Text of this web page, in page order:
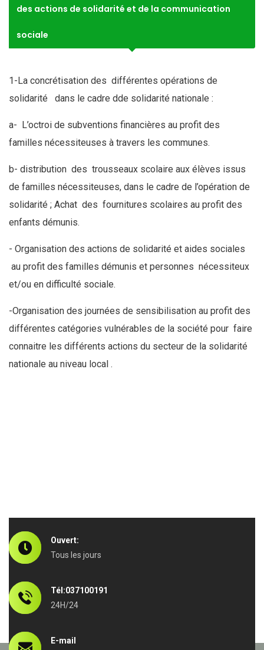
des actions de solidarité et de la communication
sociale
1-La concrétisation des différentes opérations de
solidarité dans le cadre dde solidarité nationale :
a- L’octroi de subventions financières au profit des
familles nécessiteuses à travers les communes.
b- distribution des trousseaux scolaire aux élèves issus
de familles nécessiteuses, dans le cadre de l’opération de
solidarité ; Achat des fournitures scolaires au profit des
enfants démunis.
- Organisation des actions de solidarité et aides sociales
au profit des familles démunis et personnes nécessiteux
et/ou en difficulté sociale.
-Organisation des journées de sensibilisation au profit des
différentes catégories vulnérables de la société pour faire
connaitre les différents actions du secteur de la solidarité
nationale au niveau local .
Ouvert:
Tous les jours
Tél:037100191
24H/24
E-mail